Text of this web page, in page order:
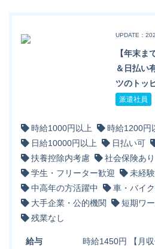
UPDATE：
【年末ま
＆日払い
ツのトッ
派遣社員
時給1000円以上
時給1200円
日給10000円以上
日払い可
扶養控除内考慮
社会保険あり
学生・フリーター歓迎
未経
中高年の方活躍中
車・バイ
大手企業・公的機関
短期ワ
残業なし
給与
時給1450円 【月